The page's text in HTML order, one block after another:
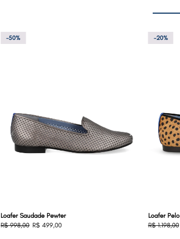
-50%
‹ ›
Loafer Saudade Pewter
R$ 998,00 R$ 499,00
-20%
‹
Loafer
R$ 1.198,00